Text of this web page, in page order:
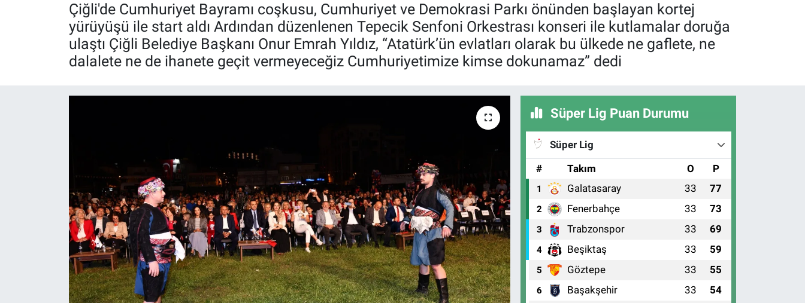
Çiğli'de Cumhuriyet Bayramı coşkusu, Cumhuriyet ve Demokrasi Parkı önünden başlayan kortej
yürüyüşü ile start aldı Ardından düzenlenen Tepecik Senfoni Orkestrası konseri ile kutlamalar doruğa
ulaştı Çiğli Belediye Başkanı Onur Emrah Yıldız, “Atatürk’ün evlatları olarak bu ülkede ne gaflete, ne
dalalete ne de ihanete geçit vermeyeceğiz Cumhuriyetimize kimse dokunamaz” dedi
Süper Lig Puan Durumu
Süper Lig
#
Takım O P
1 Galatasaray 33 77
2 Fenerbahçe 33 73
3 Trabzonspor 33 69
4 Beşiktaş 33 59
5 Göztepe 33 55
6 Başakşehir 33 54
Röportaj
Video Galeri